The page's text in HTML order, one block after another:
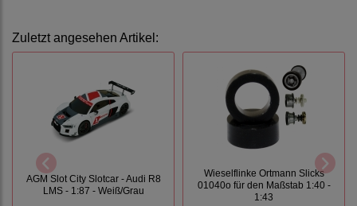
Zuletzt angesehen Artikel:
AGM Slot City Slotcar - Audi R8
LMS - 1:87 - Weiß/Grau
Wieselflinke Ortmann Slicks
01040o für den Maßstab 1:40 -
1:43